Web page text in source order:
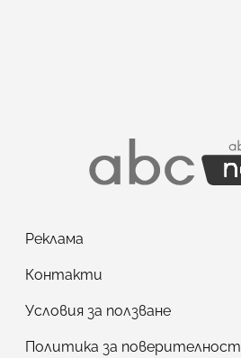
Реклама
Контакти
Условия за ползване
Политика за поверителност